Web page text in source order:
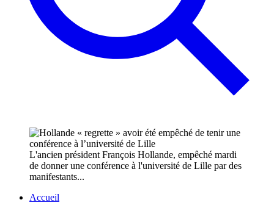
L'ancien président François Hollande, empêché mardi
de donner une conférence à l'université de Lille par des
manifestants...
Accueil